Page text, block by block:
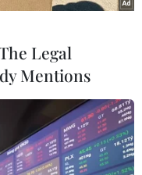
đầu tiên ở
thao "Bay trên Phụng
Legal
Mentions